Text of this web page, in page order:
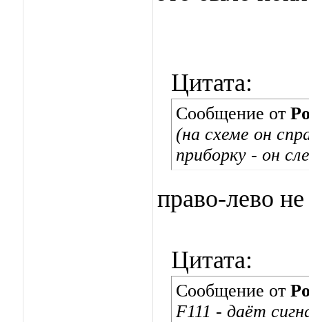
Цитата:
Сообщение от
(на схеме он
приборку - он
право-лево
Цитата:
Сообщение от
F111 - даёт